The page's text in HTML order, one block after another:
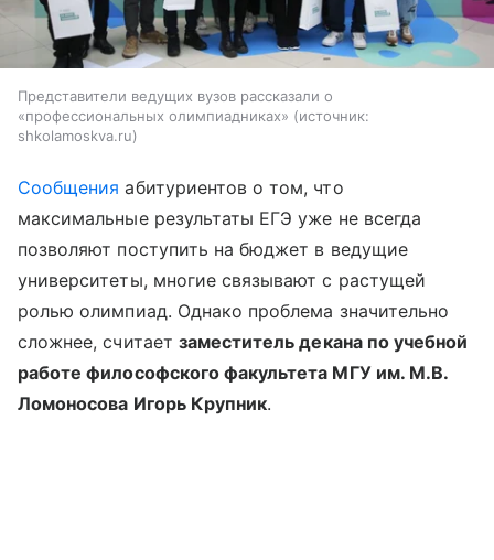
Представители ведущих вузов рассказали о
«профессиональных олимпиадниках»
источник:
shkolamoskva.ru
Сообщения абитуриентов о том, что
максимальные результаты ЕГЭ уже не всегда
позволяют поступить на бюджет в ведущие
университеты, многие связывают с растущей
ролью олимпиад. Однако проблема значительно
сложнее, считает заместитель декана по учебной
работе философского факультета МГУ им. М.В.
Ломоносова Игорь Крупник.